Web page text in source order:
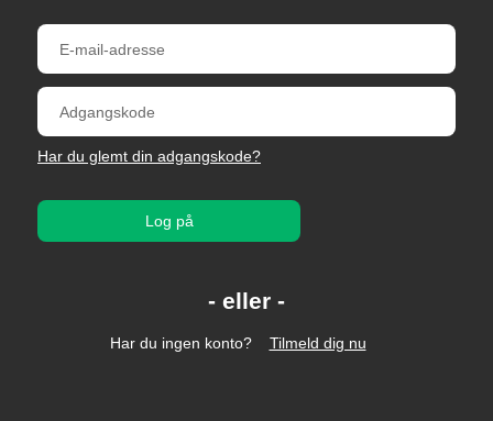
Har du glemt din adgangskode?
Log på
Har du ingen konto? Tilmeld dig nu